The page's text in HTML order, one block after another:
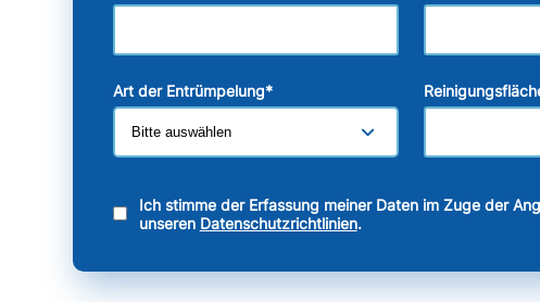
Art der Entrümpelung*
Ich stimme der Erfassung meiner Daten im Zuge der
unseren Datenschutzrichtlinien.